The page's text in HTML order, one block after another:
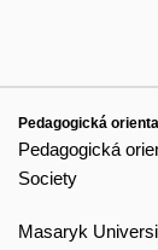
Pedagogická
Pedagogická
Society
Masaryk